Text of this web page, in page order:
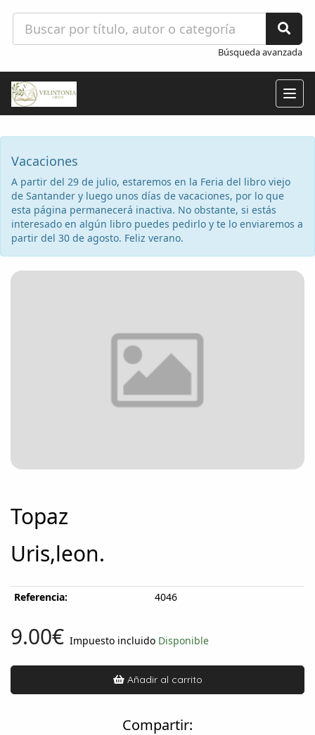
Búsqueda avanzada
Vacaciones
A partir del 29 de julio, estaremos en la Feria del libro viejo
de Santander y luego unos días de vacaciones, por lo que
esta página permanecerá inactiva. No obstante, si estás
interesado en algún libro puedes pedirlo y te lo enviaremos a
partir del 30 de agosto. Feliz verano.
Topaz
Uris,leon.
Referencia: 4046
9.00€ Impuesto incluido Disponible
Añadir al carrito
Compartir: